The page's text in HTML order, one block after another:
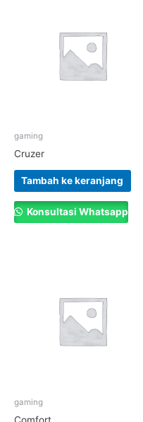
gaming
Cruzer
Tambah ke keranjang
Konsultasi Whatsapp
gaming
Comfort